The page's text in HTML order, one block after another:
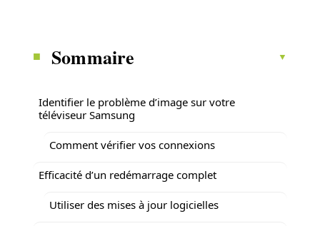
Sommaire
Identifier le problème d’image sur votre
téléviseur Samsung
Comment vérifier vos connexions
Efficacité d’un redémarrage complet
Utiliser des mises à jour logicielles